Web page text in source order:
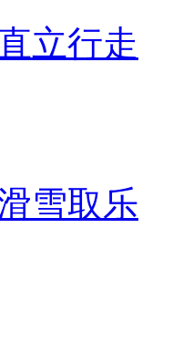
立行走
雪取乐